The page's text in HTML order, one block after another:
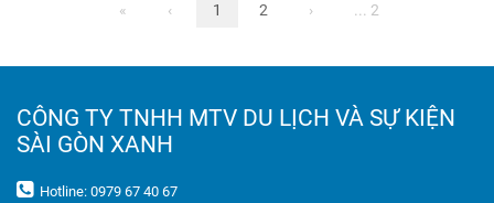
« ‹ 1 2 › ... 2
CÔNG TY TNHH MTV DU LỊCH VÀ SỰ KIỆN
SÀI GÒN XANH
Hotline: 0979 67 40 67